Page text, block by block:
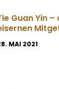
Guan Yin
MAI 2021